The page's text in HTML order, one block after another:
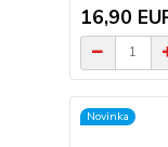
16,90
Novinka